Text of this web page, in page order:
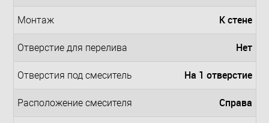
Монтаж К стене
Отверстие для перелива Нет
Отверстия под смеситель На 1 отверстие
Расположение смесителя Справа